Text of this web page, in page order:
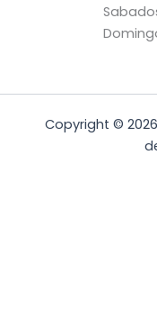
Copyright ©